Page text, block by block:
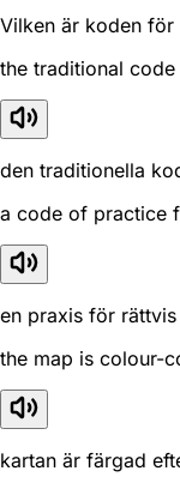
Vilken är koden för
the traditional
den traditionella
a code of practice
en praxis för rättvis
the map is colour-
kartan är färgad